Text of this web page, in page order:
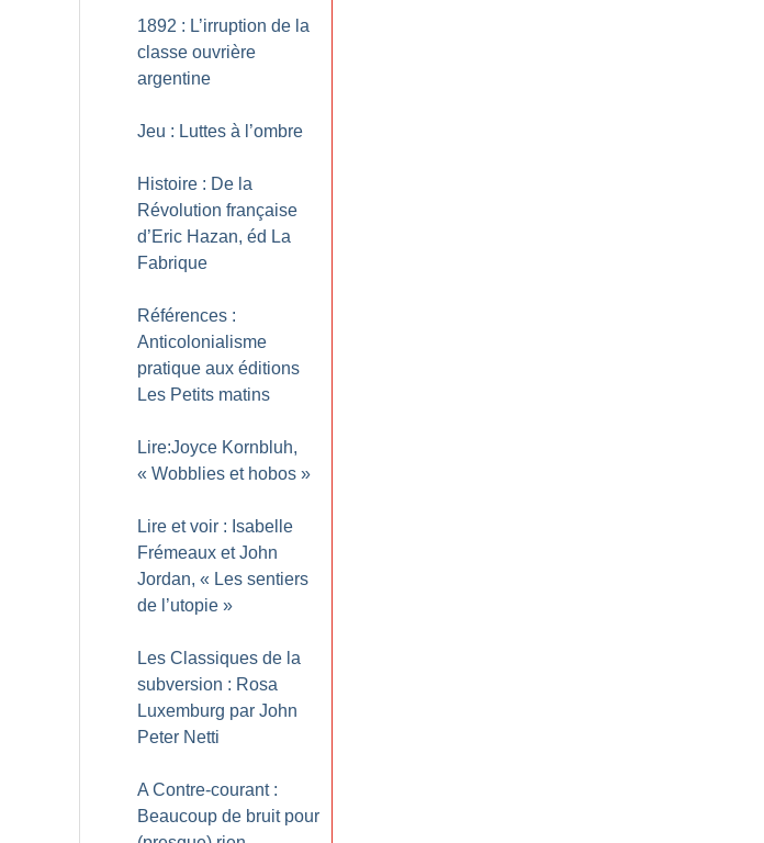
1892 : L’irruption de la
classe ouvrière
argentine
Jeu : Luttes à l’ombre
Histoire : De la
Révolution française
d’Eric Hazan, éd La
Fabrique
Références :
Anticolonialisme
pratique aux éditions
Les Petits matins
Lire:Joyce Kornbluh,
« Wobblies et hobos »
Lire et voir : Isabelle
Frémeaux et John
Jordan, « Les sentiers
de l’utopie »
Les Classiques de la
subversion : Rosa
Luxemburg par John
Peter Netti
A Contre-courant :
Beaucoup de bruit pour